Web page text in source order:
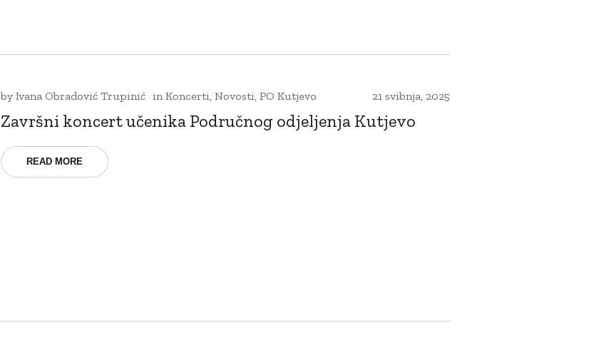
21 svibnja, 2025
byIvana Obradović Trupinić inKoncerti,Novosti,PO Kutjevo
Završni koncert učenika Područnog odjeljenja Kutjevo
READ MORE